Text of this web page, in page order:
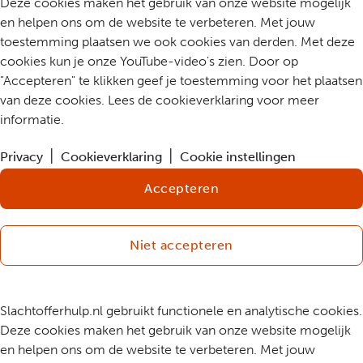
en helpen ons om de website te verbeteren. Met jouw
toestemming plaatsen we ook cookies van derden. Met deze
cookies kun je onze YouTube-video's zien. Door op
"Accepteren" te klikken geef je toestemming voor het plaatsen
van deze cookies. Lees de cookieverklaring voor meer
informatie.
Privacy Cookieverklaring Cookie instellingen
Accepteren
Niet accepteren
Slachtofferhulp.nl gebruikt functionele en analytische cookies.
Deze cookies maken het gebruik van onze website mogelijk
en helpen ons om de website te verbeteren. Met jouw